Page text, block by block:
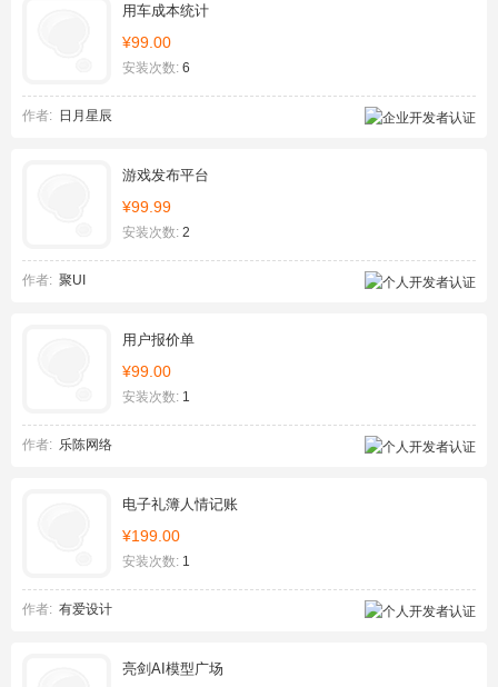
用车成本统计
¥99.00
安装次数: 6
作者: 日月星辰
游戏发布平台
¥99.99
安装次数: 2
作者: 聚UI
用户报价单
¥99.00
安装次数: 1
作者: 乐陈网络
电子礼簿人情记账
¥199.00
安装次数: 1
作者: 有爱设计
亮剑AI模型广场